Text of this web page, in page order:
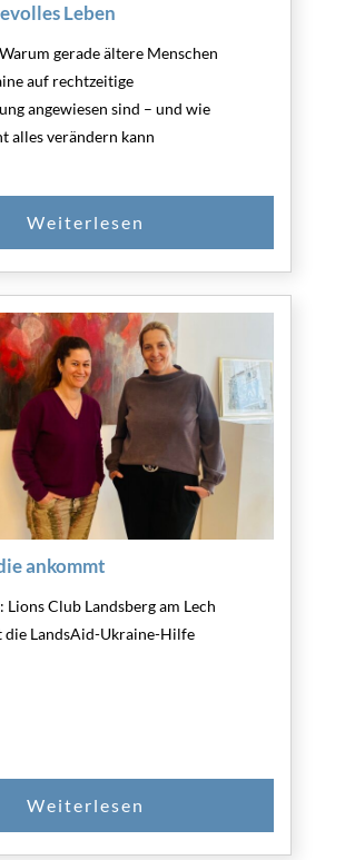
Leben
gerade ältere Menschen
auf rechtzeitige
angewiesen sind – und wie
alles verändern kann
ankommt
Lions Club Landsberg am Lech
LandsAid-Ukraine-Hilfe